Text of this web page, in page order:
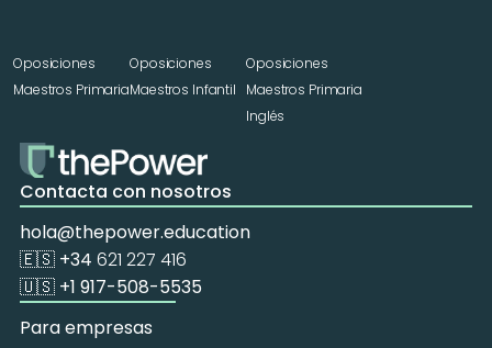
Oposiciones
Maestros Primaria
Oposiciones
Maestros Infantil
Oposiciones
Maestros Primaria
Inglés
Contacta con nosotros
hola@thepower.education
🇪🇸 +34 621 227 416
🇺🇸 +1 917-508-5535
Para empresas